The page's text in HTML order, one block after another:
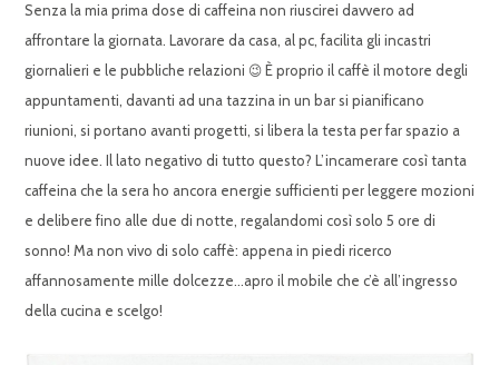
Senza la mia prima dose di caffeina non riuscirei davvero ad
affrontare la giornata. Lavorare da casa, al pc, facilita gli incastri
giornalieri e le pubbliche relazioni 😉 È proprio il caffè il motore degli
appuntamenti, davanti ad una tazzina in un bar si pianificano
riunioni, si portano avanti progetti, si libera la testa per far spazio a
nuove idee. Il lato negativo di tutto questo? L’incamerare così tanta
caffeina che la sera ho ancora energie sufficienti per leggere mozioni
e delibere fino alle due di notte, regalandomi così solo 5 ore di
sonno! Ma non vivo di solo caffè: appena in piedi ricerco
affannosamente mille dolcezze…apro il mobile che c’è all’ingresso
della cucina e scelgo!